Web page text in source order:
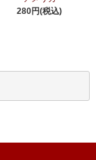
280円(税込)